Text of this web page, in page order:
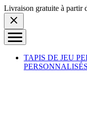
Skip to content
Livraison gratuite à partir
TAPIS DE JEU
PERSONNALISÉS